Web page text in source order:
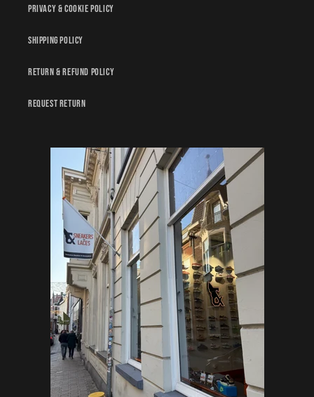
Privacy & Cookie policy
Shipping policy
Return & Refund policy
Request Return